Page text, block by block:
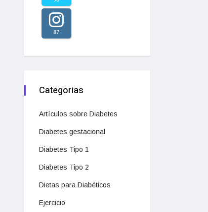
87
Categorias
Artículos sobre Diabetes
Diabetes gestacional
Diabetes Tipo 1
Diabetes Tipo 2
Dietas para Diabéticos
Ejercicio